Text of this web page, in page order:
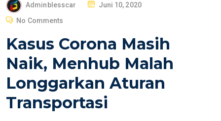
Adminblesscar
T
D
O
Juni 10, 2020
No Comments
Kasus Corona Masih
Naik, Menhub Malah
Longgarkan Aturan
Transportasi